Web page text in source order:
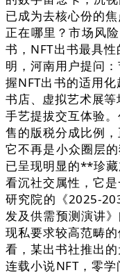
已成为去核心份的
正在哪里？市场风
书，NFT出书最具
明，河南用户提问
握NFT出书的适用
书店、虚拟艺术展
手艺提拔交互体验
售的版税分成比例
它不再是小众圈层
已呈现明显的**珍
看沉社交属性，它
研究院的《2025-
发及供需预测演讲
现私要求较高范畴
看，某出书社推出
连载小说NFT，零